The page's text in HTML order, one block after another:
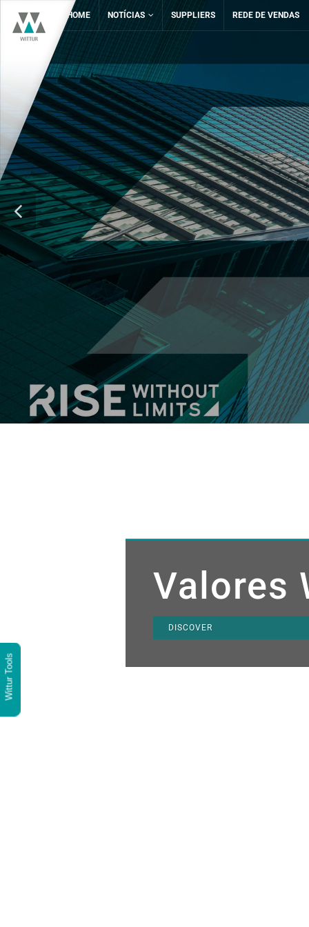
Wittur Tools
HOME NOTÍCIAS SUPPLIERS REDE DE VENDAS
Valores
DISCOVER